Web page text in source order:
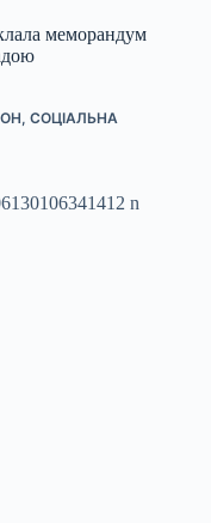
меморандум
, СОЦІАЛЬНА